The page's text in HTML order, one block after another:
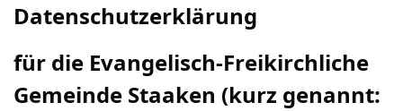
Datenschutzerklärung
für die Evangelisch-Freikirchliche
Gemeinde Staaken (kurz genannt: